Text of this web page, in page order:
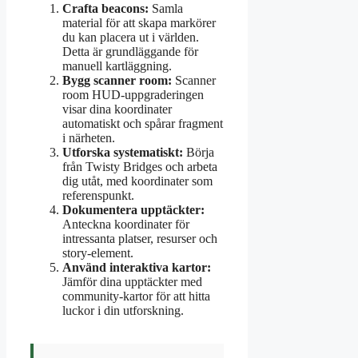
Crafta beacons: Samla
material för att skapa markörer
du kan placera ut i världen.
Detta är grundläggande för
manuell kartläggning.
Bygg scanner room: Scanner
room HUD-uppgraderingen
visar dina koordinater
automatiskt och spårar fragment
i närheten.
Utforska systematiskt: Börja
från Twisty Bridges och arbeta
dig utåt, med koordinater som
referenspunkt.
Dokumentera upptäckter:
Anteckna koordinater för
intressanta platser, resurser och
story-element.
Använd interaktiva kartor:
Jämför dina upptäckter med
community-kartor för att hitta
luckor i din utforskning.